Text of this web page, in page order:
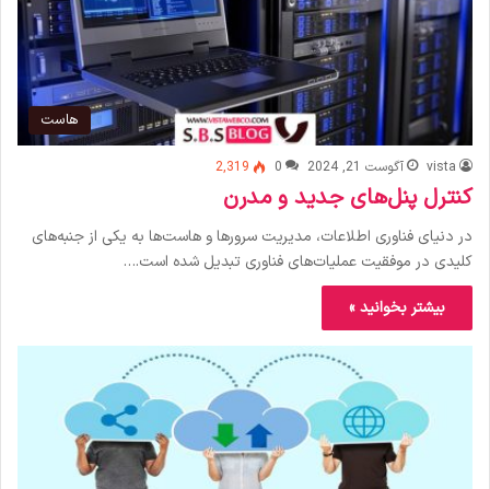
هاست
vista آگوست 21, 2024 0
2,319
کنترل پنل‌های جدید و مدرن
در دنیای فناوری اطلاعات، مدیریت سرورها و هاست‌ها به یکی از جنبه‌های
کلیدی در موفقیت عملیات‌های فناوری تبدیل شده است.…
بیشتر بخوانید »